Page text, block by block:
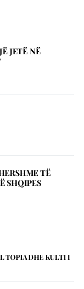
JETЁ NЁ
TË
SHQIPES
TOPIA DHE KULTI I